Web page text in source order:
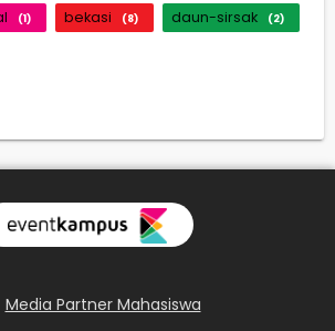
(1) bekasi (8) daun-sirsak (2)
Media Partner Mahasiswa